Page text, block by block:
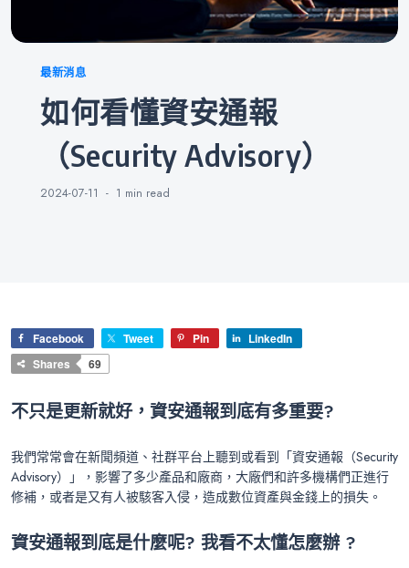
Categories
最新消息
如何看懂資安通報
（Security Advisory）
2024-07-11 1 min read
Facebook Tweet Pin
LinkedIn
Shares
69
不只是更新就好，資安通報到底有多重要?
我們常常會在新聞頻道、社群平台上聽到或看到「資安通報（Security
Advisory）」，影響了多少產品和廠商，大廠們和許多機構們正進行
修補，或者是又有人被駭客入侵，造成數位資產與金錢上的損失。
資安通報到底是什麼呢? 我看不太懂怎麼辦 ?